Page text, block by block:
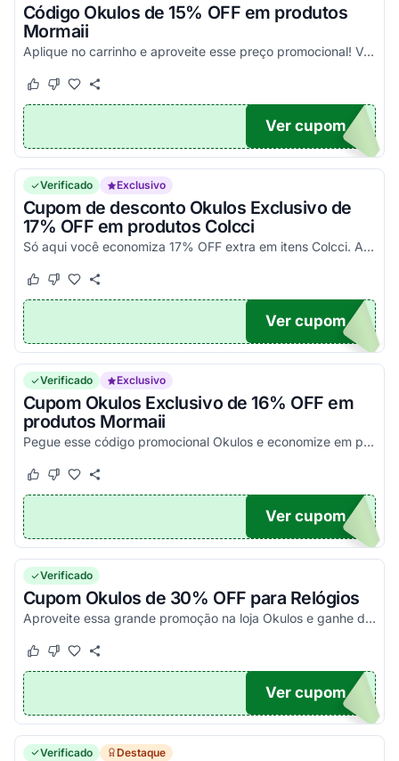
Código Okulos de 15% OFF em produtos
Mormaii
Aplique no carrinho e aproveite esse preço promocional! Válido por tempo limitado!
Este cupom funcionou
Este cupom não funcionou
I15
Ver cupom
Verificado Exclusivo
Cupom de desconto Okulos Exclusivo de
17% OFF em produtos Colcci
Só aqui você economiza 17% OFF extra em itens Colcci. Aplique o voucher Okulos no carrinho e aproveite!
Este cupom funcionou
Este cupom não funcionou
OM17
Ver cupom
Verificado Exclusivo
Cupom Okulos Exclusivo de 16% OFF em
produtos Mormaii
Pegue esse código promocional Okulos e economize em produtos da marca Mormaii.
Este cupom funcionou
Este cupom não funcionou
OM16
Ver cupom
Verificado
Cupom Okulos de 30% OFF para Relógios
Aproveite essa grande promoção na loja Okulos e ganhe desconto de 30% OFF em relógios selecionados. Corra!
Este cupom funcionou
Este cupom não funcionou
O30
Ver cupom
Verificado Destaque